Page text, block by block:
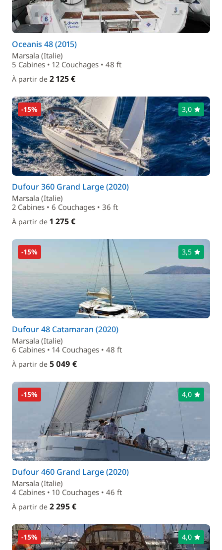
Oceanis 48 (2015)
Marsala (Italie)
5 Cabines • 12 Couchages • 48 ft
À partir de 2 125 €
-15% 3,0
Dufour 360 Grand Large (2020)
Marsala (Italie)
2 Cabines • 6 Couchages • 36 ft
À partir de 1 275 €
-15% 3,5
Dufour 48 Catamaran (2020)
Marsala (Italie)
6 Cabines • 14 Couchages • 48 ft
À partir de 5 049 €
-15% 4,0
Dufour 460 Grand Large (2020)
Marsala (Italie)
4 Cabines • 10 Couchages • 46 ft
À partir de 2 295 €
-15% 4,0